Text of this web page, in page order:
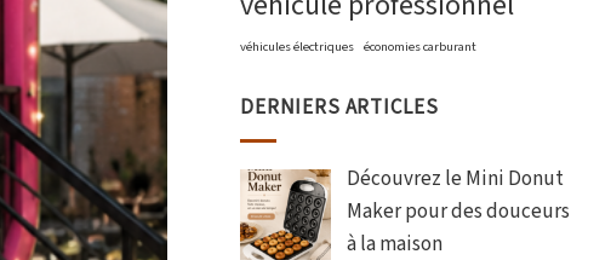
véhicules électriques économies carburant
DERNIERS ARTICLES
Découvrez le Mini Donut
Maker pour des douceurs
à la maison